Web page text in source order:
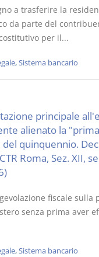
a trasferire la
da parte del
per il...
,Sistema bancario
principale
alienato la
quinquennio.
Roma, Sez. XII,
fiscale sulla
senza prima aver
,Sistema bancario